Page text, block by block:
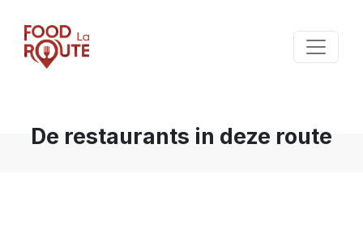
De restaurants in deze route